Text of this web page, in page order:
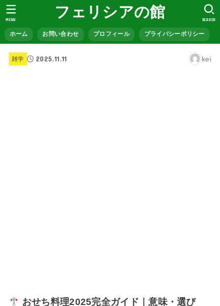
フェリシアの館
ホーム お問い合わせ プロフィール プライバシーポリシー
SEARCH
MENU
雑学 2025.11.11 kei
おせち料理2025完全ガイド｜意味・選び